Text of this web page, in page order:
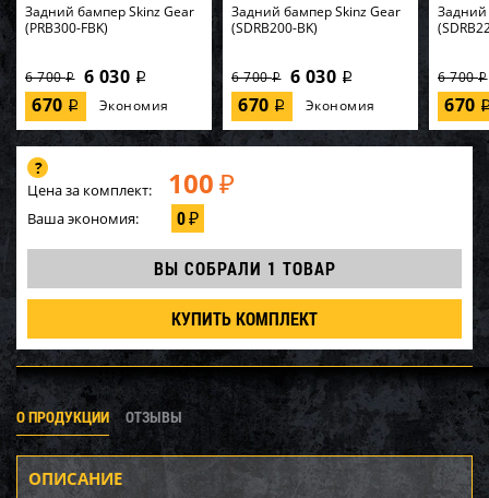
Задний бампер Skinz Gear
(PRB300-FBK)
6 700i 6 030 i
670 i Экономия
Задний бампер Skinz Gear
(SDRB200-BK)
6 700i 6 030 i
670 i Экономия
Задний
6 700i
670
Цена за комплект: 100 ₽
Ваша экономия: 0₽
ВЫ СОБРАЛИ 1 ТОВАР
КУПИТЬ КОМПЛЕКТ
О ПРОДУКЦИИ ОТЗЫВЫ
ОПИСАНИЕ